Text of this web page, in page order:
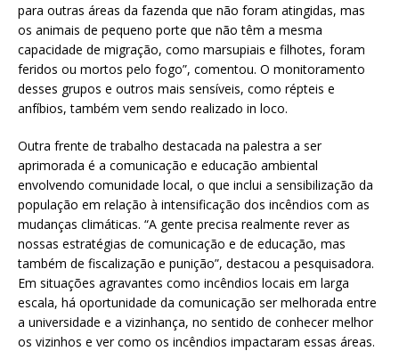
para outras áreas da fazenda que não foram atingidas, mas
os animais de pequeno porte que não têm a mesma
capacidade de migração, como marsupiais e filhotes, foram
feridos ou mortos pelo fogo”, comentou. O monitoramento
desses grupos e outros mais sensíveis, como répteis e
anfíbios, também vem sendo realizado in loco.
Outra frente de trabalho destacada na palestra a ser
aprimorada é a comunicação e educação ambiental
envolvendo comunidade local, o que inclui a sensibilização da
população em relação à intensificação dos incêndios com as
mudanças climáticas. “A gente precisa realmente rever as
nossas estratégias de comunicação e de educação, mas
também de fiscalização e punição”, destacou a pesquisadora.
Em situações agravantes como incêndios locais em larga
escala, há oportunidade da comunicação ser melhorada entre
a universidade e a vizinhança, no sentido de conhecer melhor
os vizinhos e ver como os incêndios impactaram essas áreas.